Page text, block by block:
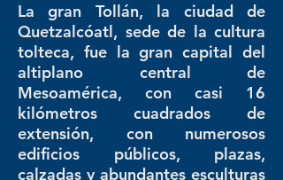
La gran Tollán, la ciudad de
Quetzalcóatl, sede de la cultura
tolteca, fue la gran capital del
altiplano central de
Mesoamérica, con casi 16
kilómetros cuadrados de
extensión, con numerosos
edificios públicos, plazas,
calzadas y abundantes esculturas